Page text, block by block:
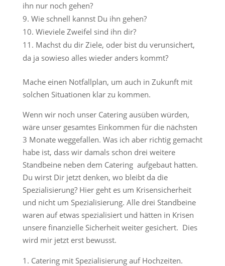
ihn nur noch gehen?
Wie schnell kannst Du ihn gehen?
Wieviele Zweifel sind ihn dir?
Machst du dir Ziele, oder bist du verunsichert,
da ja sowieso alles wieder anders kommt?
Mache einen Notfallplan, um auch in Zukunft mit
solchen Situationen klar zu kommen.
Wenn wir noch unser Catering ausüben würden,
wäre unser gesamtes Einkommen für die nächsten
3 Monate weggefallen. Was ich aber richtig gemacht
habe ist, dass wir damals schon drei weitere
Standbeine neben dem Catering aufgebaut hatten.
Du wirst Dir jetzt denken, wo bleibt da die
Spezialisierung? Hier geht es um Krisensicherheit
und nicht um Spezialisierung. Alle drei Standbeine
waren auf etwas spezialisiert und hätten in Krisen
unsere finanzielle Sicherheit weiter gesichert. Dies
wird mir jetzt erst bewusst.
Catering mit Spezialisierung auf Hochzeiten.